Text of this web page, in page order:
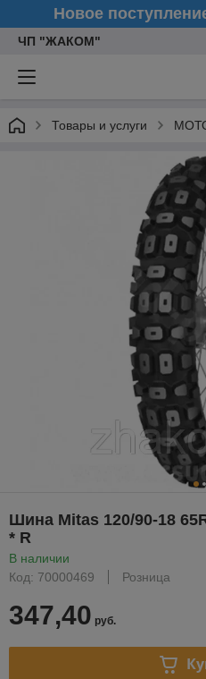
Новое
ЧП "ЖАКОМ"
Товары и услуги
Шина Mitas 120/90-18
* R
В наличии
Код: 70000469
Розница
347,40 руб.